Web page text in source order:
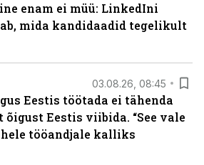
enam ei müü: LinkedIni
mida kandidaadid tegelikult
03.08.26, 08:45
Eestis töötada ei tähenda
Eestis viibida. “See vale
tööandjale kalliks